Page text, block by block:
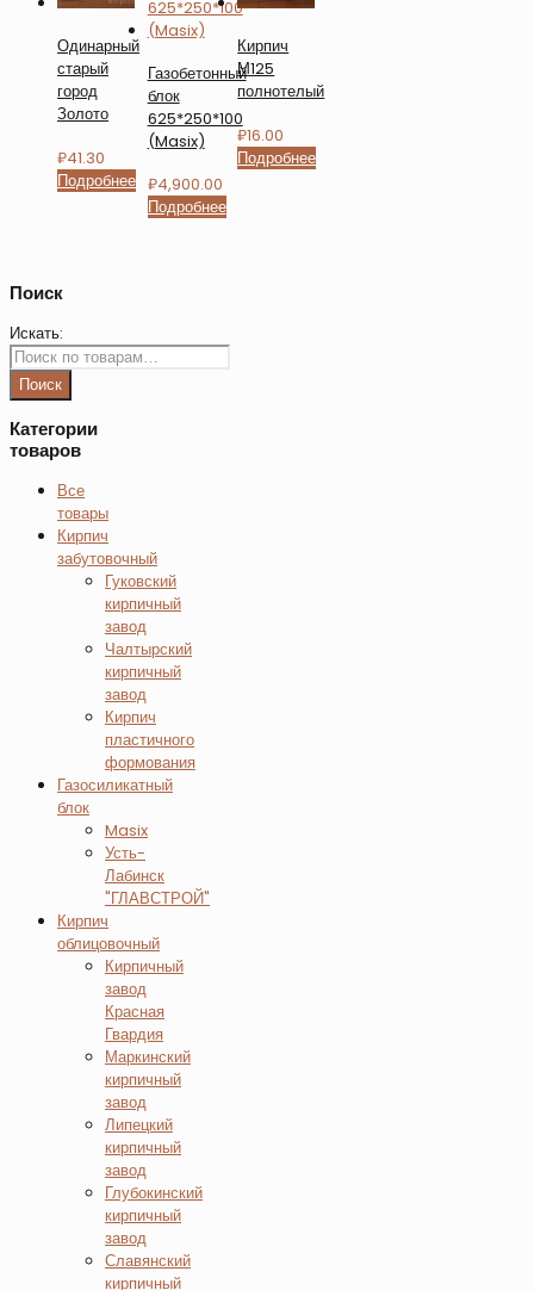
Одинарный
старый
город
Золото
₽41.30
Подробнее
Газобетонный
блок
625*250*100
(Masix)
₽4,900.00
Подробнее
Кирпич
М125
полнотелый
₽16.00
Подробнее
Поиск
Искать:
Поиск
Категории
товаров
Все
товары
Кирпич
забутовочный
Гуковский
кирпичный
завод
Чалтырский
кирпичный
завод
Кирпич
пластичного
формования
Газосиликатный
блок
Masix
Усть-
Лабинск
"ГЛАВСТРОЙ"
Кирпич
облицовочный
Кирпичный
завод
Красная
Гвардия
Маркинский
кирпичный
завод
Липецкий
кирпичный
завод
Глубокинский
кирпичный
завод
Славянский
кирпичный